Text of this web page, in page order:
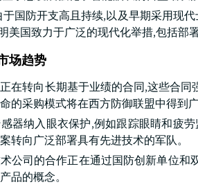
于国防开支高且持续,以及早期采用现
美国致力于广泛的现代化举措,包括部
场趋势
在转向长期基于业绩的合同,这些合
的采购模式将在西方防御联盟中得到
器纳入眼衣保护,例如跟踪眼睛和疲
转向广泛部署具有先进技术的军队。
公司的合作正在通过国防创新单位和
品的概念。